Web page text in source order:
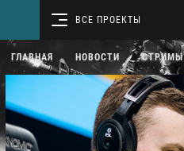
ВСЕ ПРОЕКТЫ
ГЛАВНАЯ НОВОСТИ СТРИМЫ